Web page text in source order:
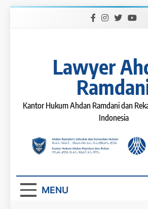
Lawyer
Kantor Hukum Ahdan Ramdani dan
Indonesia
MENU